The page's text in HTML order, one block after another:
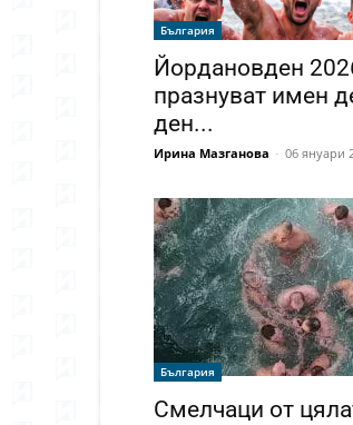
България
Йордановден
празнуват имен
ден...
Ирина Мазганова - 06 януари
България
Смелчаци от